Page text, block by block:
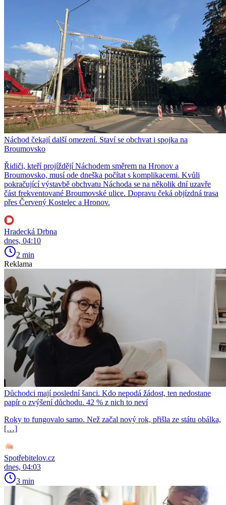
Náchod čekají další omezení. Staví se obchvat i spojka na
Broumovsko
Řidiči, kteří projíždějí Náchodem směrem na Hronov a
Broumovsko, musí ode dneška počítat s komplikacemi. Kvůli
pokračující výstavbě obchvatu Náchoda se na několik dní uzavře
část frekventované Broumovské ulice. Dopravu čeká objízdná trasa
přes Červený Kostelec a Hronov.
Hradecká Drbna
dnes, 04:10
2 min
Reklama
Důchodci mají poslední šanci. Kdo nepodá žádost, ten nedostane
papír o zvýšení důchodu. 42 % z nich to neví
Roky to fungovalo samo. Než začal nový rok, přišla ze státu obálka,
[…]
Spotřebitelov.cz
dnes, 04:03
3 min